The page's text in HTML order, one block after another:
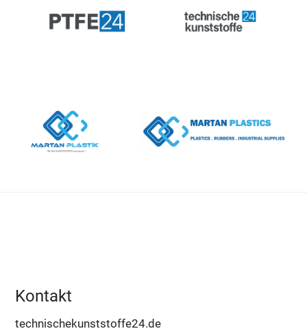
Kontakt
technischekunststoffe24.de